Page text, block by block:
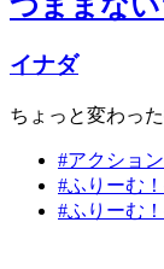
イナダ
ちょっと変わっ
#アクショ
#ふりーむ
#ふりーむ